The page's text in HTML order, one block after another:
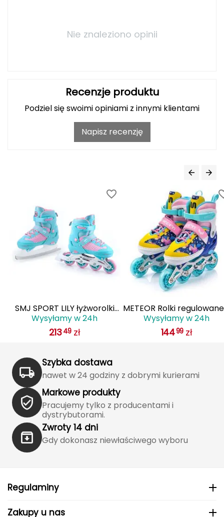
Icebreaker
Julbo
K2
KILLTEC
KONG
Karpos
Nie znaleziono opinii
Recenzje produktu
Podziel się swoimi opiniami z innymi klientami
Napisz recenzję
SMJ SPORT LILY łyżworolki
dziecięce 2w1 regulowane
niebieskie/różowe
Wysyłamy w 24h
21349 zł
METEOR Rolki
wymienną płozą 4w1
Wysyłamy w 24h
14499 zł
Szybka dostawa
nawet w 24 godziny z dobrymi kurierami
Markowe produkty
Pracujemy tylko z producentami i
dystrybutorami.
Zwroty 14 dni
Gdy dokonasz niewłaściwego wyboru
Regulaminy
Zakupy u nas